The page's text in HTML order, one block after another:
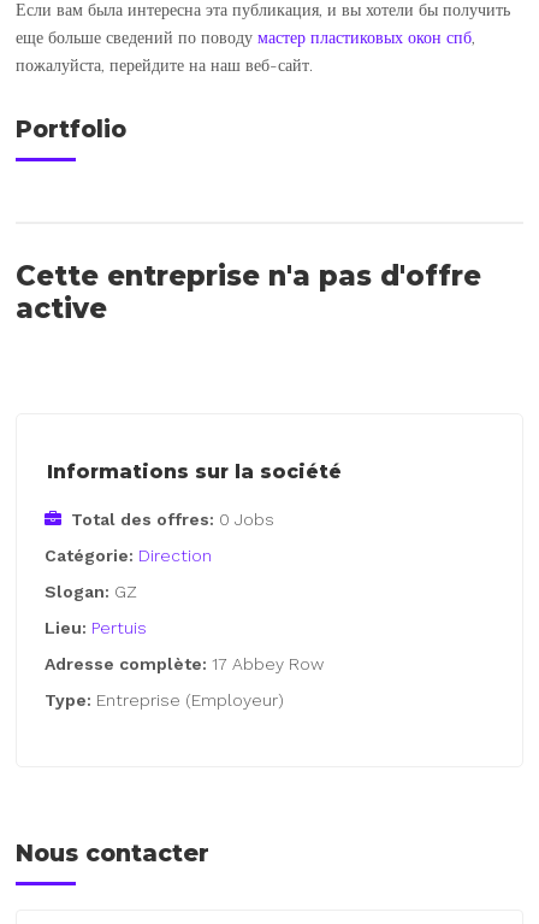
Если вам была интересна эта публикация, и вы хотели бы получить
еще больше сведений по поводумастер пластиковых окон спб
пожалуйста, перейдите на наш веб-сайт.
Portfolio
Cette entreprise n'a pas d'offre
active
Informations sur la société
Total des offres: 0 Jobs
Catégorie: Direction
Slogan: GZ
Lieu: Pertuis
Adresse complète: 17 Abbey Row
Type: Entreprise (Employeur)
Nous contacter